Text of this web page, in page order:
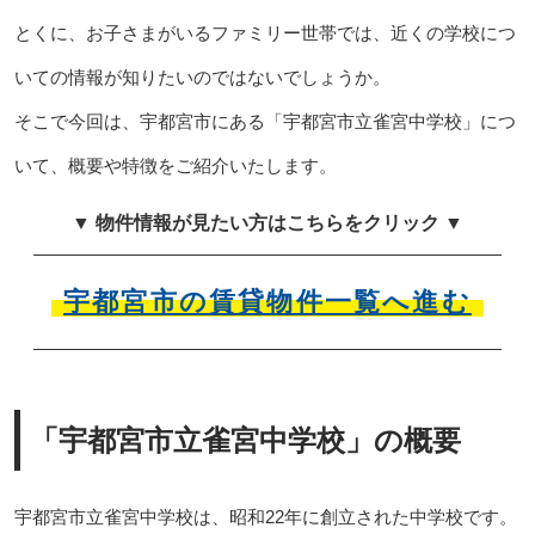
とくに、お子さまがいるファミリー世帯では、近くの学校につ
いての情報が知りたいのではないでしょうか。
そこで今回は、宇都宮市にある「宇都宮市立雀宮中学校」につ
いて、概要や特徴をご紹介いたします。
▼ 物件情報が見たい方はこちらをクリック ▼
宇都宮市の賃貸物件一覧へ進む
「宇都宮市立雀宮中学校」の概要
宇都宮市立雀宮中学校は、昭和22年に創立された中学校です。